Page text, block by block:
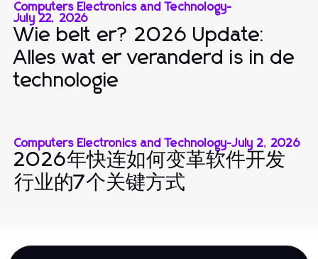
Computers Electronics and Technology-
July 22, 2026
Wie belt er? 2026 Update:
Alles wat er veranderd is in de
technologie
Computers Electronics and Technology-July 2, 2026
2026年快连如何变革软件开发
行业的7个关键方式